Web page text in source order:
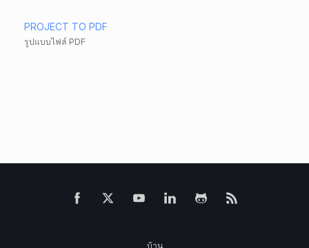
PROJECT TO PDF
รูปแบบไฟล์ PDF
บ้าน